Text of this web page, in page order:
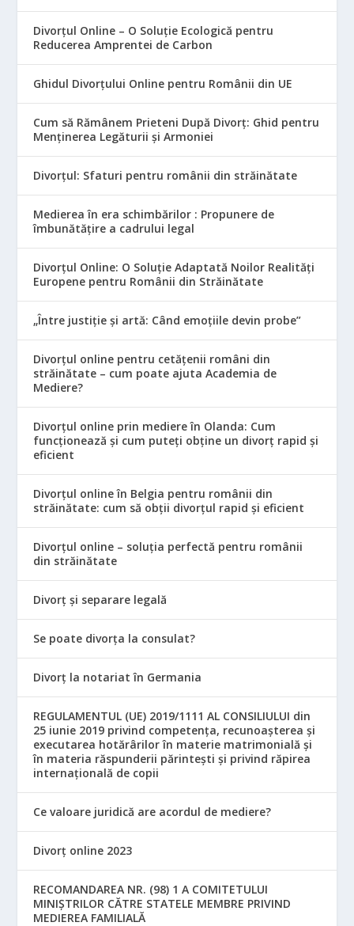
Divorțul Online – O Soluție Ecologică pentru
Reducerea Amprentei de Carbon
Ghidul Divorțului Online pentru Românii din UE
Cum să Rămânem Prieteni După Divorț: Ghid pentru
Menținerea Legăturii și Armoniei
Divorțul: Sfaturi pentru românii din străinătate
Medierea în era schimbărilor : Propunere de
îmbunătățire a cadrului legal
Divorțul Online: O Soluție Adaptată Noilor Realități
Europene pentru Românii din Străinătate
„Între justiție și artă: Când emoțiile devin probe”
Divorțul online pentru cetățenii români din
străinătate – cum poate ajuta Academia de
Mediere?
Divorțul online prin mediere în Olanda: Cum
funcționează și cum puteți obține un divorț rapid și
eficient
Divorțul online în Belgia pentru românii din
străinătate: cum să obții divorțul rapid și eficient
Divorțul online – soluția perfectă pentru românii
din străinătate
Divorț și separare legală
Se poate divorța la consulat?
Divorț la notariat în Germania
REGULAMENTUL (UE) 2019/1111 AL CONSILIULUI din
25 iunie 2019 privind competența, recunoașterea și
executarea hotărârilor în materie matrimonială și
în materia răspunderii părintești și privind răpirea
internațională de copii
Ce valoare juridică are acordul de mediere?
Divorț online 2023
RECOMANDAREA NR. (98) 1 A COMITETULUI
MINIŞTRILOR CĂTRE STATELE MEMBRE PRIVIND
MEDIEREA FAMILIALĂ